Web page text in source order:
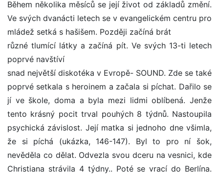
Během několika měsíců se její život od základů změní.
Ve svých dvanácti letech se v evangelickém centru pro
mládež setká s hašišem. Později začíná brát
různé tlumící látky a začíná pít. Ve svých 13-ti letech
poprvé navštíví
snad největší diskotéka v Evropě- SOUND. Zde se také
poprvé setkala s heroinem a začala si píchat. Dařilo se
jí ve škole, doma a byla mezi lidmi oblíbená. Jenže
tento krásný pocit trval pouhých 8 týdnů. Nastoupila
psychická závislost. Její matka si jednoho dne všimla,
že si píchá (ukázka, 146-147). Byl to pro ní šok,
nevěděla co dělat. Odvezla svou dceru na vesnici, kde
Christiana strávila 4 týdny.. Poté se vrací do Berlína.